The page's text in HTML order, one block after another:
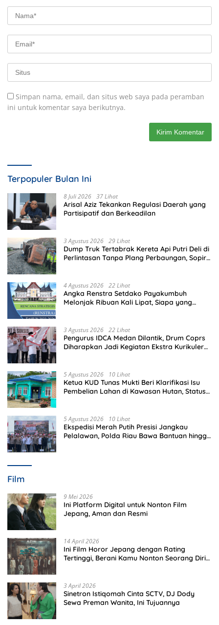
Simpan nama, email, dan situs web saya pada peramban
ini untuk komentar saya berikutnya.
Terpopuler Bulan Ini
8 Juli 2026 37 Lihat
Arisal Aziz Tekankan Regulasi Daerah yang
Partisipatif dan Berkeadilan
3 Agustus 2026 29 Lihat
Dump Truk Tertabrak Kereta Api Putri Deli di
Perlintasan Tanpa Plang Perbaungan, Sopir
4 Agustus 2026 22 Lihat
Angka Renstra Setdako Payakumbuh
Melonjak Ribuan Kali Lipat, Siapa yang
3 Agustus 2026 22 Lihat
Pengurus IDCA Medan Dilantik, Drum Coprs
Diharapkan Jadi Kegiatan Ekstra Kurikuler
5 Agustus 2026 10 Lihat
Ketua KUD Tunas Mukti Beri Klarifikasi Isu
Pembelian Lahan di Kawasan Hutan, Status
5 Agustus 2026 10 Lihat
Ekspedisi Merah Putih Presisi Jangkau
Pelalawan, Polda Riau Bawa Bantuan hingga
Film
9 Mei 2026
Ini Platform Digital untuk Nonton Film
Jepang, Aman dan Resmi
14 April 2026
Ini Film Horor Jepang dengan Rating
Tertinggi, Berani Kamu Nonton Seorang Diri
3 April 2026
Sinetron Istiqomah Cinta SCTV, DJ Dody
Sewa Preman Wanita, Ini Tujuannya